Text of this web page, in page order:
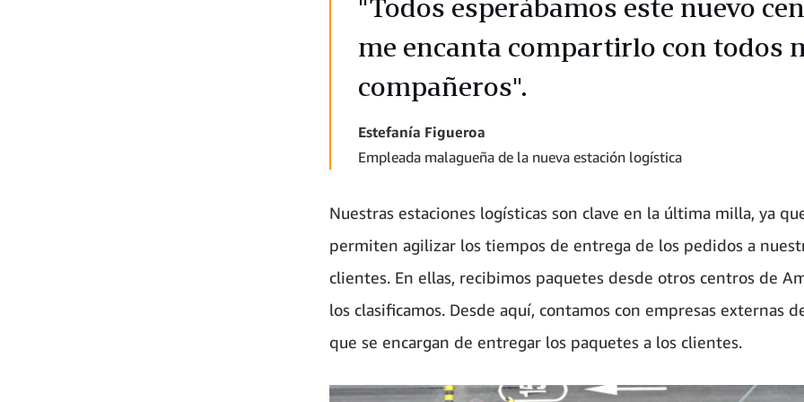
"Todos esperábamos este nuevo
me encanta compartirlo con todos
compañeros".
Estefanía Figueroa
Empleada malagueña de la nueva estación logística
Nuestras estaciones logísticas son clave en la última milla, ya
permiten agilizar los tiempos de entrega de los pedidos a
clientes. En ellas, recibimos paquetes desde otros centros de
los clasificamos. Desde aquí, contamos con empresas externas
que se encargan de entregar los paquetes a los clientes.